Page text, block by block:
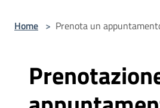
Home > Prenota un